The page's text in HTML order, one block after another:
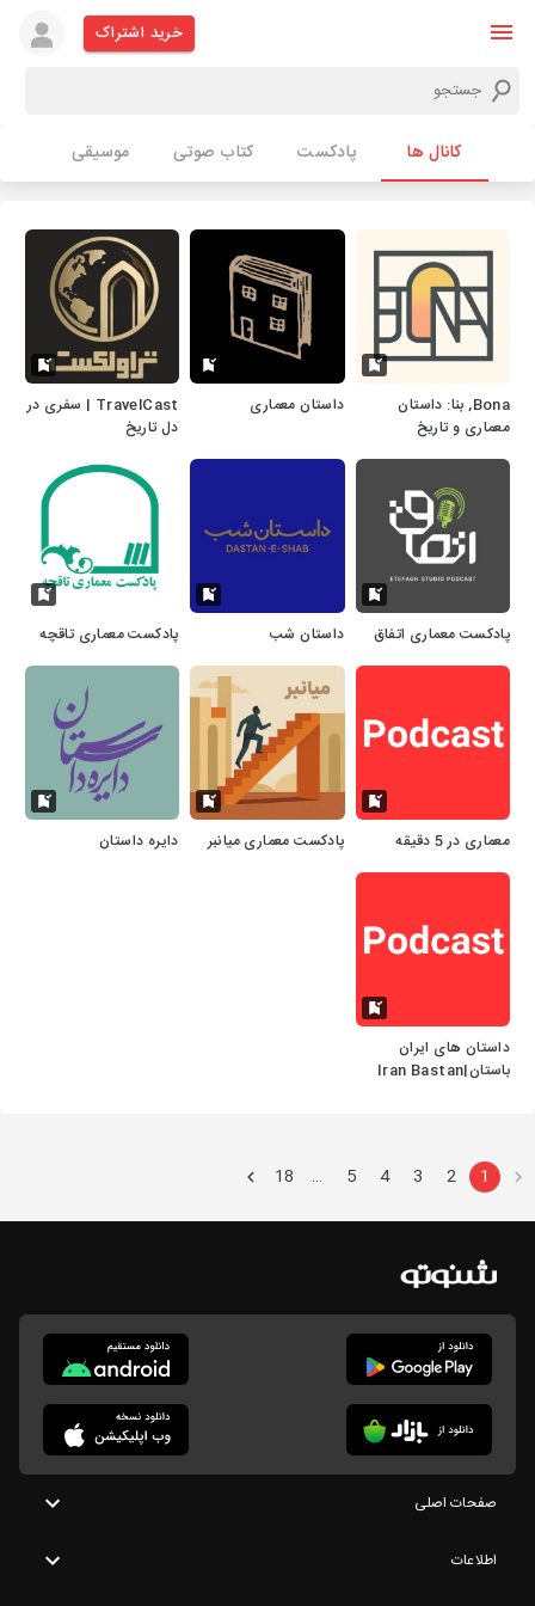
خرید اشتراک
کانال ها پادکست کتاب صوتی موسیقی
Bona, بنا: داستان
معماری و تاریخ
داستان معماری
TravelCast | سفری در
دل تاریخ
پادکست معماری اتفاق داستان شب پادکست معماری تاقچه
معماری در 5 دقیقه پادکست معماری میانبر دایره داستان
داستان های ایران
باستان|Iran Bastan
1
2
3
4
5
…
18
صفحات اصلی
اطلاعات